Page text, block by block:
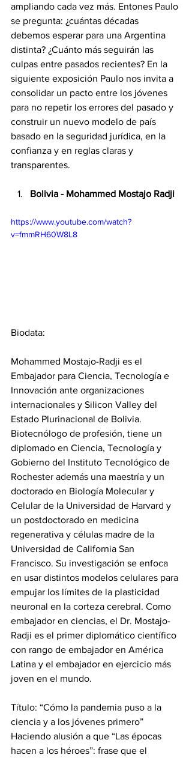
ampliando cada vez más. Entones Paulo
se pregunta: ¿cuántas décadas
debemos esperar para una Argentina
distinta? ¿Cuánto más seguirán las
culpas entre pasados recientes? En la
siguiente exposición Paulo nos invita a
consolidar un pacto entre los jóvenes
para no repetir los errores del pasado y
construir un nuevo modelo de país
basado en la seguridad jurídica, en la
confianza y en reglas claras y
transparentes.
Bolivia - Mohammed Mostajo Radji
https://www.youtube.com/watch?
v=fmmRH60W8L8
Biodata:
Mohammed Mostajo-Radji es el
Embajador para Ciencia, Tecnología e
Innovación ante organizaciones
internacionales y Silicon Valley del
Estado Plurinacional de Bolivia.
Biotecnólogo de profesión, tiene un
diplomado en Ciencia, Tecnología y
Gobierno del Instituto Tecnológico de
Rochester además una maestría y un
doctorado en Biología Molecular y
Celular de la Universidad de Harvard y
un postdoctorado en medicina
regenerativa y células madre de la
Universidad de California San
Francisco. Su investigación se enfoca
en usar distintos modelos celulares para
empujar los límites de la plasticidad
neuronal en la corteza cerebral. Como
embajador en ciencias, el Dr. Mostajo-
Radji es el primer diplomático científico
con rango de embajador en América
Latina y el embajador en ejercicio más
joven en el mundo.
Título: “Cómo la pandemia puso a la
ciencia y a los jóvenes primero”
Haciendo alusión a que “Las épocas
hacen a los héroes”: frase que el